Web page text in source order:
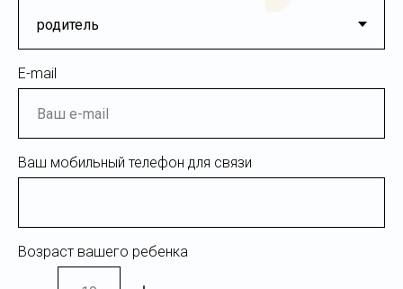
E-mail
Ваш мобильный телефон для связи
Возраст вашего ребенка